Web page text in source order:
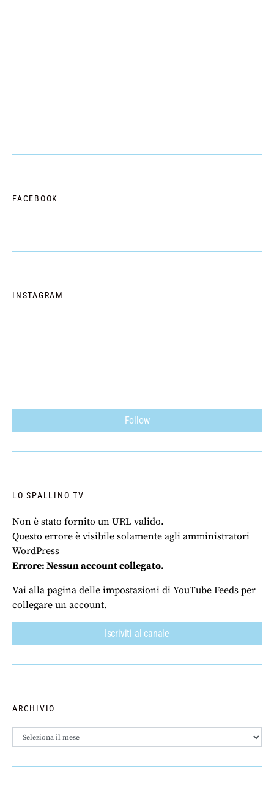
FACEBOOK
INSTAGRAM
Follow
LO SPALLINO TV
Non è stato fornito un URL valido.
Questo errore è visibile solamente agli amministratori
WordPress
Errore: Nessun account collegato.
Vai alla pagina delle impostazioni di YouTube Feeds per
collegare un account.
Iscriviti al canale
ARCHIVIO
Archivio